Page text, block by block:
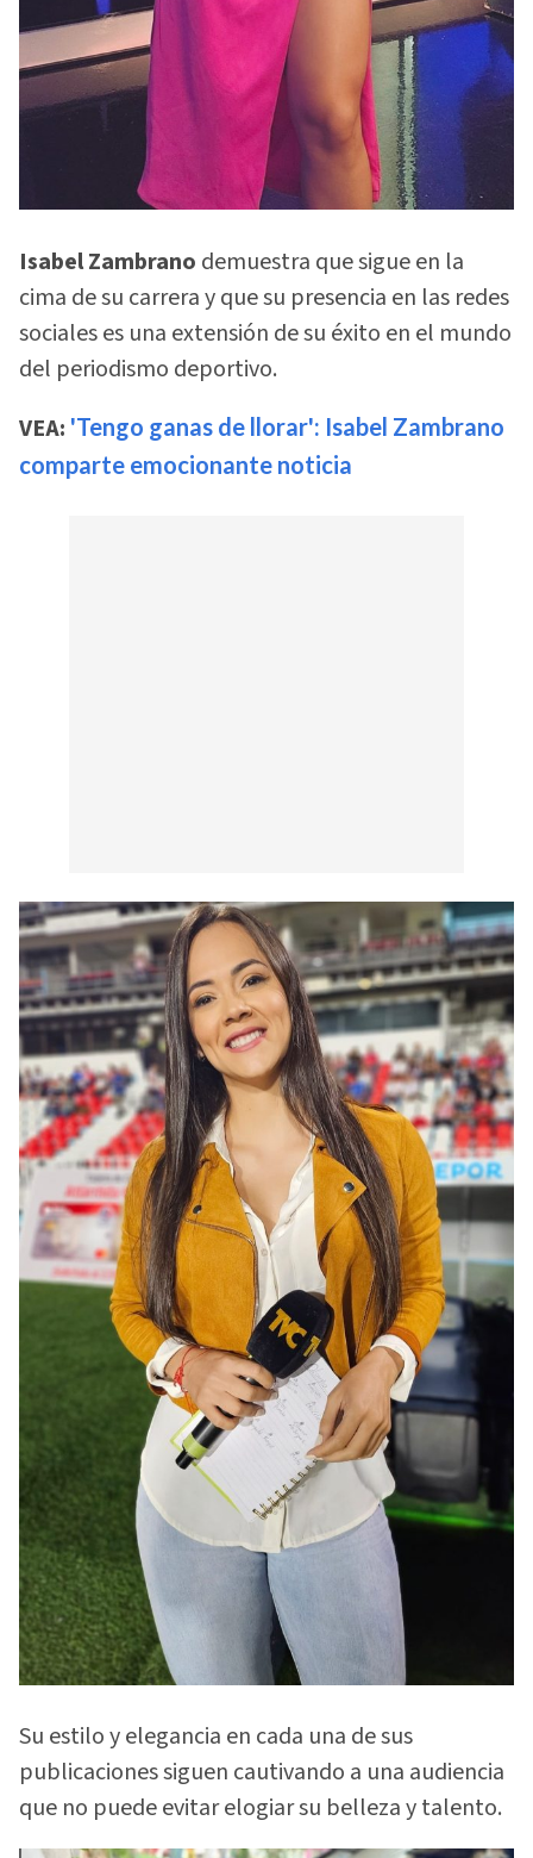
Isabel Zambrano demuestra que sigue en la
cima de su carrera y que su presencia en las redes
sociales es una extensión de su éxito en el mundo
del periodismo deportivo.
VEA: 'Tengo ganas de llorar': Isabel Zambrano
comparte emocionante noticia
Su estilo y elegancia en cada una de sus
publicaciones siguen cautivando a una audiencia
que no puede evitar elogiar su belleza y talento.